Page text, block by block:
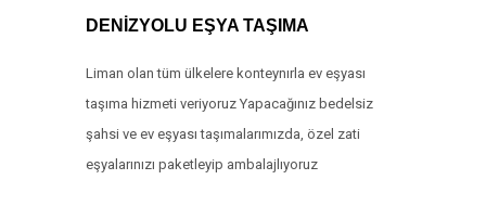
DENİZYOLU EŞYA TAŞIMA
Liman olan tüm ülkelere konteynırla ev eşyası
taşıma hizmeti veriyoruz Yapacağınız bedelsiz
şahsi ve ev eşyası taşımalarımızda, özel zati
eşyalarınızı paketleyip ambalajlıyoruz